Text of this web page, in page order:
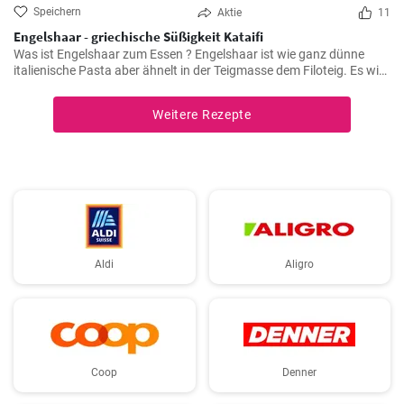
Speichern Aktie 11
Engelshaar - griechische Süßigkeit Kataifi
Was ist Engelshaar zum Essen ? Engelshaar ist wie ganz dünne
italienische Pasta aber ähnelt in der Teigmasse dem Filoteig. Es wird
gefüllt benutzt. Schauen Sie selbst wie es geht !
Weitere Rezepte
Aldi Aligro
Coop Denner